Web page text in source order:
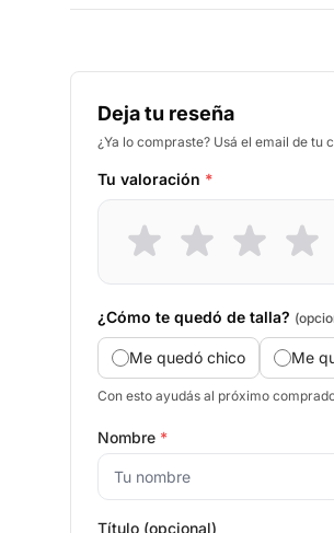
Deja tu reseña
¿Ya lo compraste? Usá el email de tu
Tu valoración *
¿Cómo te quedó de talla?
Me quedó chico Me
Con esto ayudás al próximo
Nombre *
Título (opcional)